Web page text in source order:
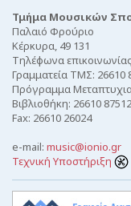
Τμήμα Μουσικών
Παλαιό Φρούριο
Κέρκυρα, 49 131
Τηλέφωνα
Γραμματεία ΤΜΣ: 26610
Πρόγραμμα
Βιβλιοθήκη: 26610 87512
Fax: 26610 26024
e-mail: music@ionio.gr
Τεχνική Υποστήριξη